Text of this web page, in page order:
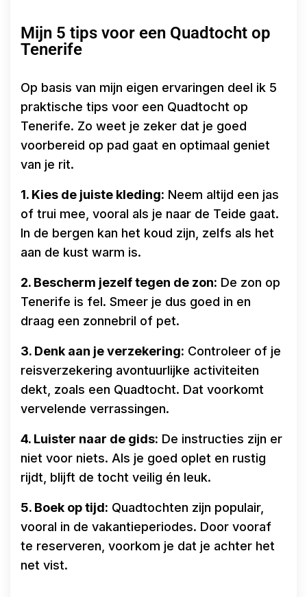
Mijn 5 tips voor een Quadtocht op
Tenerife
Op basis van mijn eigen ervaringen deel ik 5
praktische tips voor een Quadtocht op
Tenerife. Zo weet je zeker dat je goed
voorbereid op pad gaat en optimaal geniet
van je rit.
1. Kies de juiste kleding: Neem altijd een jas
of trui mee, vooral als je naar de Teide gaat.
In de bergen kan het koud zijn, zelfs als het
aan de kust warm is.
2. Bescherm jezelf tegen de zon: De zon op
Tenerife is fel. Smeer je dus goed in en
draag een zonnebril of pet.
3. Denk aan je verzekering: Controleer of je
reisverzekering avontuurlijke activiteiten
dekt, zoals een Quadtocht. Dat voorkomt
vervelende verrassingen.
4. Luister naar de gids: De instructies zijn er
niet voor niets. Als je goed oplet en rustig
rijdt, blijft de tocht veilig én leuk.
5. Boek op tijd: Quadtochten zijn populair,
vooral in de vakantieperiodes. Door vooraf
te reserveren, voorkom je dat je achter het
net vist.